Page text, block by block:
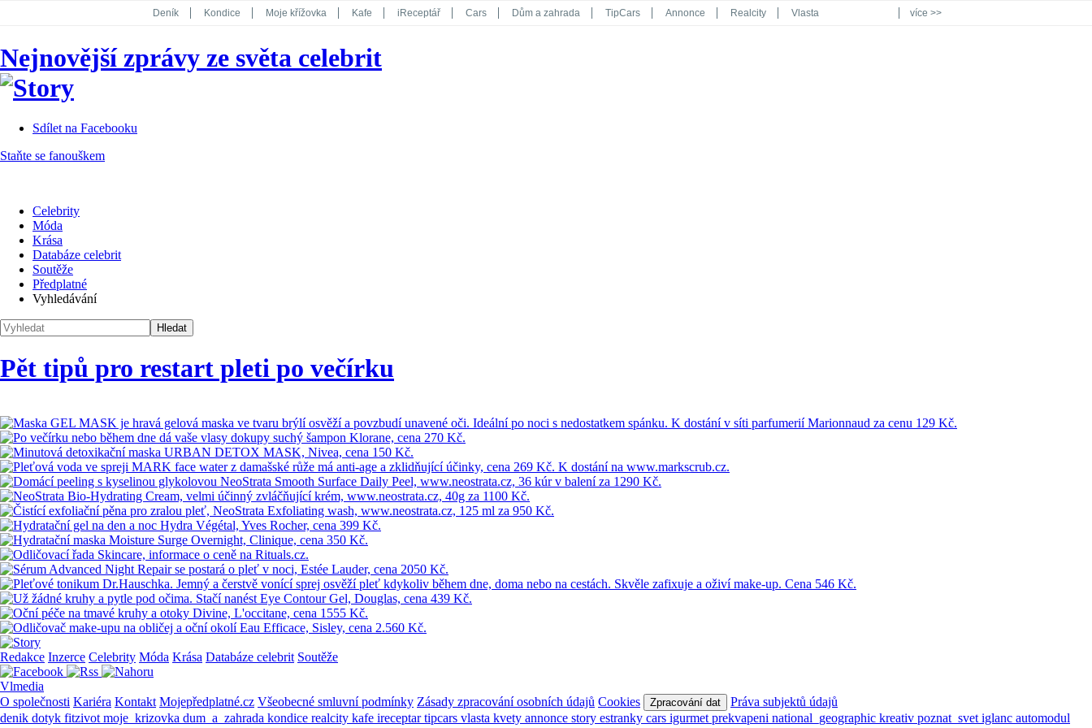
Deník Kondice Moje křížovka Kafe iReceptář Cars Dům a zahrada TipCars Annonce Realcity Vlasta
Koktejl
více >>
Nejnovější zprávy ze světa celebrit
Sdílet na Facebooku
Staňte se fanouškem
Celebrity
Móda
Krása
Databáze celebrit
Soutěže
Předplatné
Vyhledávání
Pět tipů pro restart pleti po večírku
Redakce Inzerce Celebrity Móda Krása Databáze celebrit Soutěže
Vlmedia
O společnosti Kariéra Kontakt Mojepředplatné.cz Všeobecné smluvní podmínky Zásady zpracování osobních údajů Cookies Zpracování dat
Práva subjektů údajů
denik dotyk fitzivot moje_krizovka dum_a_zahrada kondice realcity kafe ireceptartipcars vlasta kvety annonce story estranky cars igurmet prekvapeni national_geographic kreativ poznat_svet iglanc automodul